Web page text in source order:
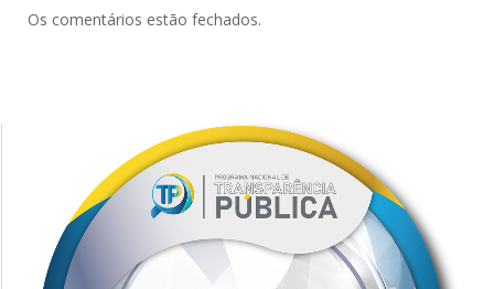
Os comentários estão fechados.